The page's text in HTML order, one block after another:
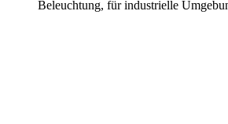
Beleuchtung, für industrielle